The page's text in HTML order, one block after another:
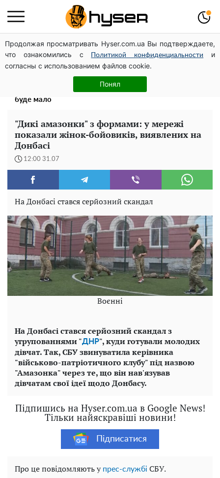
Продолжая просматривать Hyser.com.ua Вы подтверждаете,
что ознакомились с
Политикой конфиденциальности
и
согласны с использованием файлов cookie.
Понял
Дрони із націнкою: Олександр Конотопський вивів
мільйони оборонного бюджету через фіктивну фірму в
Естонії
Весь секрет в одній таблетці аспірину: рецепт хрумкої
та соковитої капусти на зиму. Навіть п'яти банок вам
буде мало
"Дикі амазонки" з формами: у мережі
показали жінок-бойовиків, виявлених на
Донбасі
12:00 31.07
На Донбасі стався серйозний скандал
Воєнні
На Донбасі стався серйозний скандал з
угрупованнями "ДНР", куди готували молодих
дівчат. Так, СБУ звинуватила керівника
"військово-патріотичного клубу" під назвою
"Амазонка" через те, що він нав'язував
дівчатам свої ідеї щодо Донбасу.
Підпишись на Hyser.com.ua в Google News!
Тільки найяскравіші новини!
Підписатися
Про це повідомляють у прес-службі СБУ.